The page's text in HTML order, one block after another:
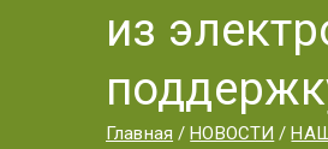
из
Главная НОВОСТИ